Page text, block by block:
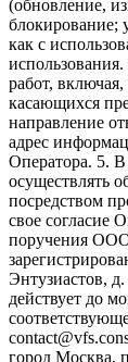
(обновление,
блокирование;
как с
работ,
касающихся
направление
адрес
Оператора. 5.
осуществлять
посредством
свое согласие
поручения
Энтузиастов,
действует до
город Москва,